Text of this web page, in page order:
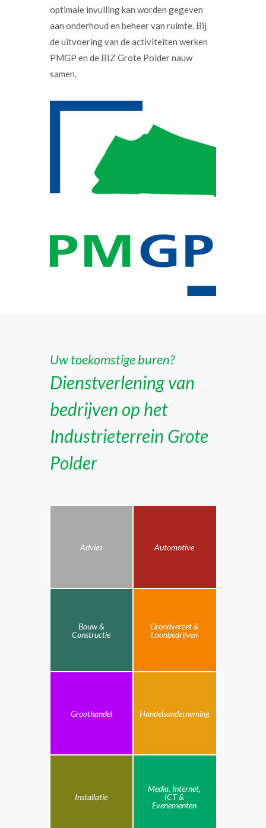
optimale invulling kan worden gegeven
aan onderhoud en beheer van ruimte. Bij
de uitvoering van de activiteiten werken
PMGP en de BIZ Grote Polder nauw
samen.
Uw toekomstige buren?
Dienstverlening van
bedrijven op het
Industrieterrein Grote
Polder
Advies Automotive
Bouw &
Constructie
Grondverzet &
Loonbedrijven
Groothandel Handelsonderneming
Installatie
Media, Internet,
ICT &
Evenementen